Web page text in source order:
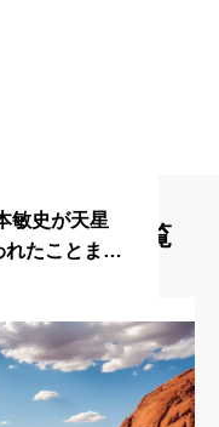
レビュー一覧
敏史が天星
たことまと